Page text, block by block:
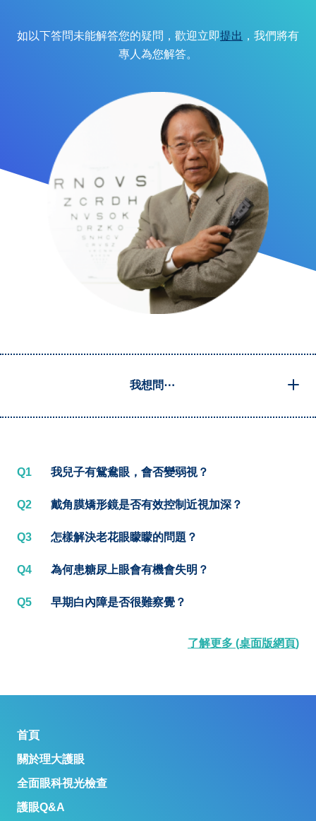
如以下答問未能解答您的疑問，歡迎立即提出 ，我們將有
專人為您解答。
我想問⋯
Q1 我兒子有鴛鴦眼，會否變弱視？
Q2 戴角膜矯形鏡是否有效控制近視加深？
Q3 怎樣解決老花眼矇矇的問題？
Q4 為何患糖尿上眼會有機會失明？
Q5 早期白內障是否很難察覺？
了解更多 (桌面版網頁)
首頁
關於理大護眼
全面眼科視光檢查
護眼Q&A